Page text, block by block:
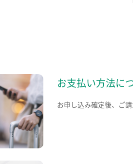
お支払い方法に
お申し込み確定後、ご